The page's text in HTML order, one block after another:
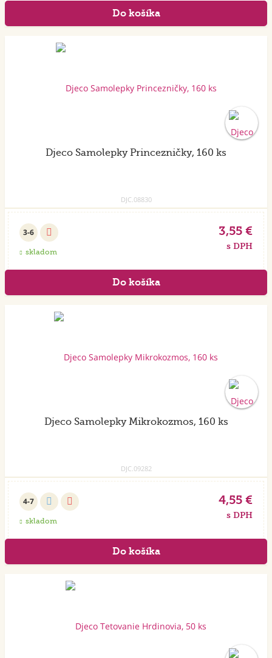
Djeco Samolepky Princezničky, 160 ks
DJC.08830
3-6
skladom
3,55 €
s DPH
Djeco Samolepky Mikrokozmos, 160 ks
DJC.09282
4-7
skladom
4,55 €
s DPH